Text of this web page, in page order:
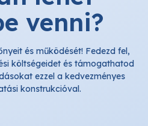
venni?
és működését! Fedezd fel,
költségeidet és támogathatod
ezzel a kedvezményes
konstrukcióval.